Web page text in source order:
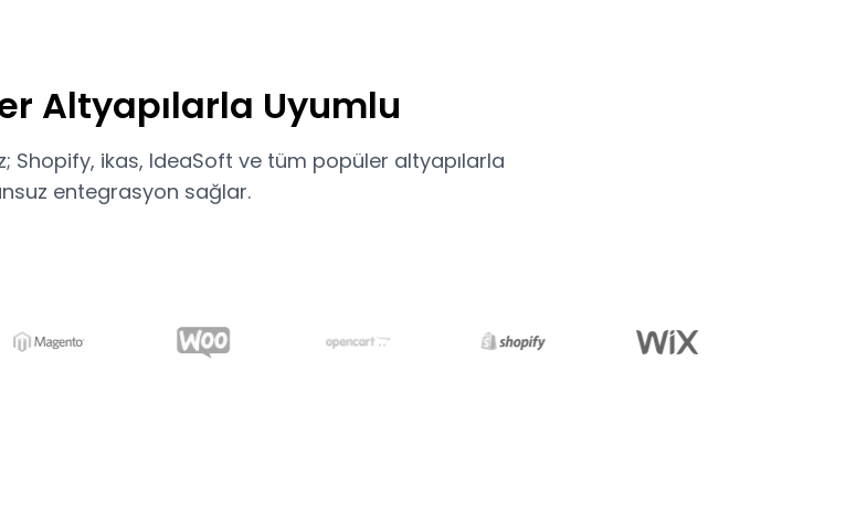
Altyapılarla Uyumlu
Shopify, ikas, IdeaSoft ve tüm popüler altyapılarla
entegrasyon sağlar.